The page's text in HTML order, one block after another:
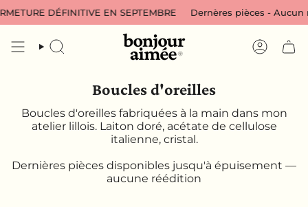
au
de
DÉFINITIVE EN SEPTEMBRE Dernères pièces - Aucun réassort
RECHERCHE COMPTE
Boucles d'oreilles
Boucles d'oreilles fabriquées à la main dans mon
atelier lillois. Laiton doré, acétate de cellulose
italienne, cristal.
Dernières pièces disponibles jusqu'à épuisement —
aucune réédition